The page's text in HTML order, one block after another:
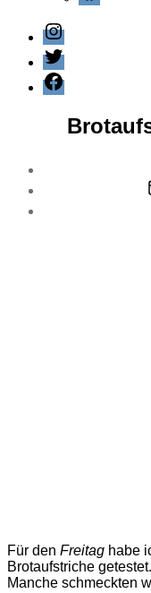
Instagram
Twitter
Facebook
Kategorien
Wissenschaft
Für den Freitag habe
Brotaufstriche
Manche schmeckten